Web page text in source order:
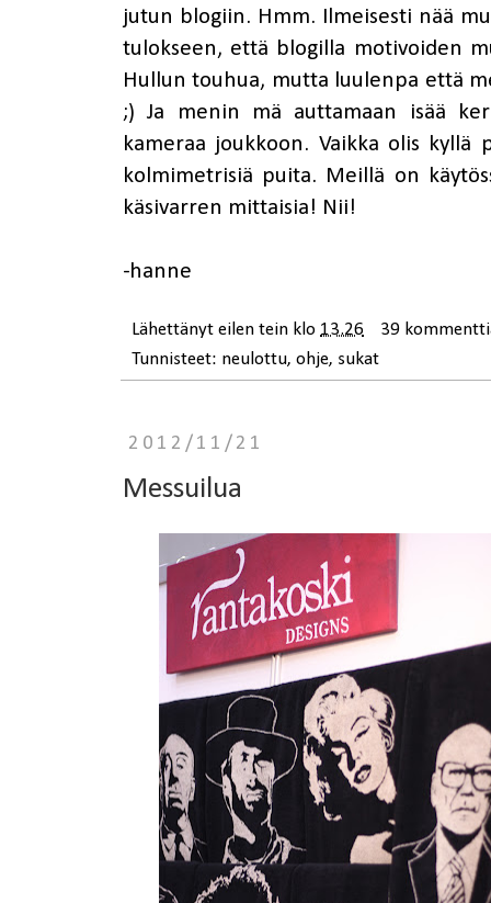
jutun blogiin. Hmm. Ilmeisesti nää
tulokseen, että blogilla motivoiden
Hullun touhua, mutta luulenpa että
;) Ja menin mä auttamaan isää
kameraa joukkoon. Vaikka olis
kolmimetrisiä puita. Meillä on
käsivarren mittaisia! Nii!
-hanne
Lähettänyt eilen tein klo 13.26
39
Tunnisteet: neulottu, ohje, sukat
2012/11/21
Messuilua